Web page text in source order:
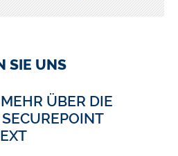
SIE UNS
ÜBER DIE